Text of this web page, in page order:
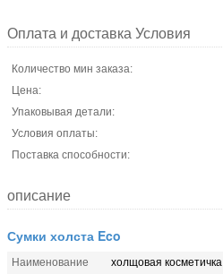
Оплата и доставка Условия
Количество мин заказа:
Цена:
Упаковывая детали:
Условия оплаты:
Поставка способности:
описание
Сумки холста Eco
Наименование
холщовая косметичка